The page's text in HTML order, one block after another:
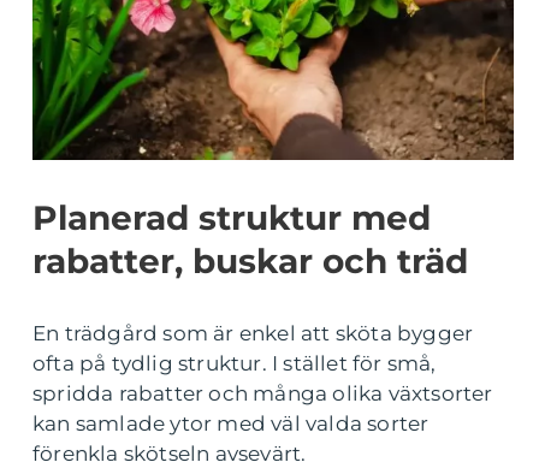
Planerad struktur med
rabatter, buskar och träd
En trädgård som är enkel att sköta bygger
ofta på tydlig struktur. I stället för små,
spridda rabatter och många olika växtsorter
kan samlade ytor med väl valda sorter
förenkla skötseln avsevärt.